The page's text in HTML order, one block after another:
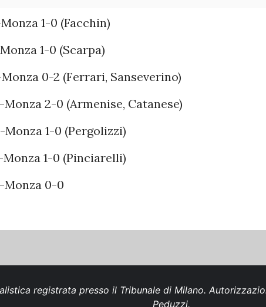
1-0 (Facchin)
1-0 (Scarpa)
Monza 0-2 (Ferrari, Sanseverino)
Monza 2-0 (Armenise, Catanese)
Monza 1-0 (Pergolizzi)
Monza 1-0 (Pinciarelli)
Monza 0-0
registrata presso il Tribunale di Milano.
Peduzzi.